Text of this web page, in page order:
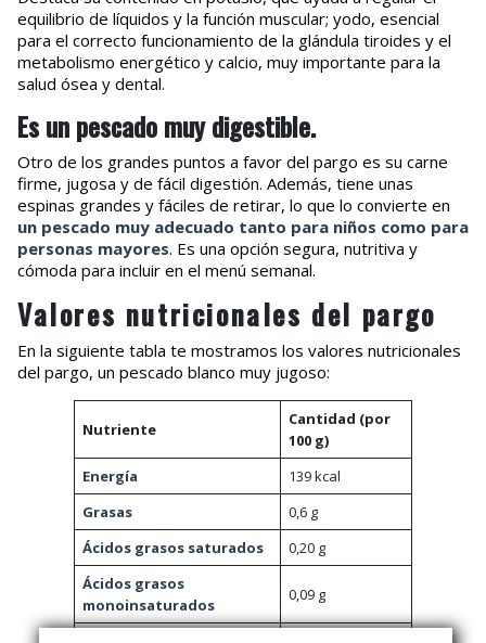
equilibrio de líquidos y la función muscular; yodo, esencial
para el correcto funcionamiento de la glándula tiroides y el
metabolismo energético y calcio, muy importante para la
salud ósea y dental.
Es un pescado muy digestible.
Otro de los grandes puntos a favor del pargo es su carne
firme, jugosa y de fácil digestión. Además, tiene unas
espinas grandes y fáciles de retirar, lo que lo convierte en
un pescado muy adecuado tanto para niños como para
personas mayores. Es una opción segura, nutritiva y
cómoda para incluir en el menú semanal.
Valores nutricionales del pargo
En la siguiente tabla te mostramos los valores nutricionales
del pargo, un pescado blanco muy jugoso:
Nutriente
Cantidad (por
100 g)
Energía
139 kcal
Grasas
0,6 g
Ácidos grasos saturados
0,20 g
Ácidos grasos
monoinsaturados
0,09 g